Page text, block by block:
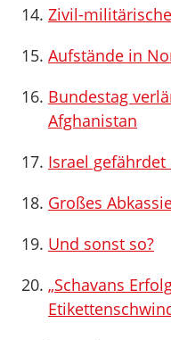
Zivil-
Aufstände in
Bundestag
Afghanistan
Israel
Großes
Und sonst so?
„Schavans